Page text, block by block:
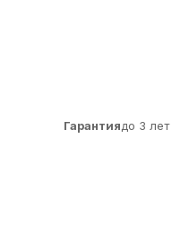
Гарантиядо 3 лет